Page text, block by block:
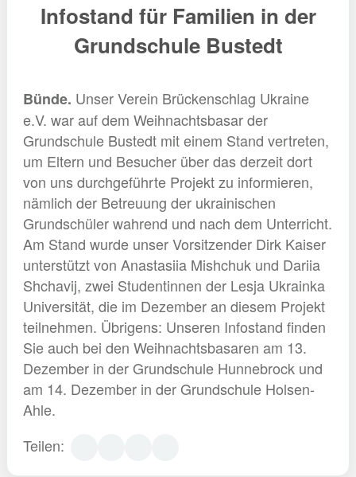
Infostand für Familien in der
Grundschule Bustedt
Bünde. Unser Verein Brückenschlag Ukraine
e.V. war auf dem Weihnachtsbasar der
Grundschule Bustedt mit einem Stand vertreten,
um Eltern und Besucher über das derzeit dort
von uns durchgeführte Projekt zu informieren,
nämlich der Betreuung der ukrainischen
Grundschüler wahrend und nach dem Unterricht.
Am Stand wurde unser Vorsitzender Dirk Kaiser
unterstützt von Anastasiia Mishchuk und Dariia
Shchavij, zwei Studentinnen der Lesja Ukrainka
Universität, die im Dezember an diesem Projekt
teilnehmen. Übrigens: Unseren Infostand finden
Sie auch bei den Weihnachtsbasaren am 13.
Dezember in der Grundschule Hunnebrock und
am 14. Dezember in der Grundschule Holsen-
Ahle.
Teilen: